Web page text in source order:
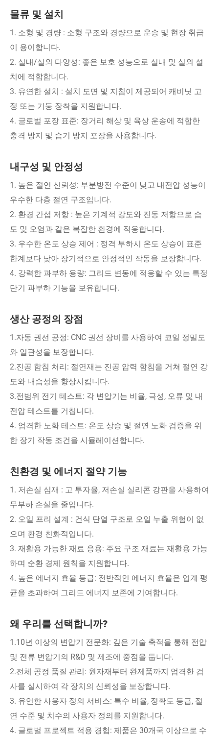
물류 및 설치
1. 소형 및 경량 : 소형 구조와 경량으로 운송 및 현장 취급
이 용이합니다.
2. 실내/실외 다양성: 좋은 보호 성능으로 실내 및 실외 설
치에 적합합니다.
3. 유연한 설치 : 설치 도면 및 지침이 제공되어 캐비닛 고
정 또는 기둥 장착을 지원합니다.
4. 글로벌 포장 표준: 장거리 해상 및 육상 운송에 적합한
충격 방지 및 습기 방지 포장을 사용합니다.
내구성 및 안정성
1. 높은 절연 신뢰성: 부분방전 수준이 낮고 내전압 성능이
우수한 다층 절연 구조입니다.
2. 환경 간섭 저항 : 높은 기계적 강도와 진동 저항으로 습
도 및 오염과 같은 복잡한 환경에 적응합니다.
3. 우수한 온도 상승 제어 : 정격 부하시 온도 상승이 표준
한계보다 낮아 장기적으로 안정적인 작동을 보장합니다.
4. 강력한 과부하 용량: 그리드 변동에 적응할 수 있는 특정
단기 과부하 기능을 보유합니다.
생산 공정의 장점
1.자동 권선 공정: CNC 권선 장비를 사용하여 코일 정밀도
와 일관성을 보장합니다.
2.진공 함침 처리: 절연재는 진공 압력 함침을 거쳐 절연 강
도와 내습성을 향상시킵니다.
3.전범위 전기 테스트: 각 변압기는 비율, 극성, 오류 및 내
전압 테스트를 거칩니다.
4. 엄격한 노화 테스트: 온도 상승 및 절연 노화 검증을 위
한 장기 작동 조건을 시뮬레이션합니다.
친환경 및 에너지 절약 기능
1. 저손실 심재 : 고 투자율, 저손실 실리콘 강판을 사용하여
무부하 손실을 줄입니다.
2. 오일 프리 설계 : 건식 단열 구조로 오일 누출 위험이 없
으며 환경 친화적입니다.
3. 재활용 가능한 재료 응용: 주요 구조 재료는 재활용 가능
하며 순환 경제 원칙을 지원합니다.
4. 높은 에너지 효율 등급: 전반적인 에너지 효율은 업계 평
균을 초과하여 그리드 에너지 보존에 기여합니다.
왜 우리를 선택합니까?
1.10년 이상의 변압기 전문화: 깊은 기술 축적을 통해 전압
및 전류 변압기의 R&D 및 제조에 중점을 둡니다.
2.전체 공정 품질 관리: 원자재부터 완제품까지 엄격한 검
사를 실시하여 각 장치의 신뢰성을 보장합니다.
3. 유연한 사용자 정의 서비스: 특수 비율, 정확도 등급, 절
연 수준 및 치수의 사용자 정의를 지원합니다.
4. 글로벌 프로젝트 적용 경험: 제품은 30개국 이상으로 수